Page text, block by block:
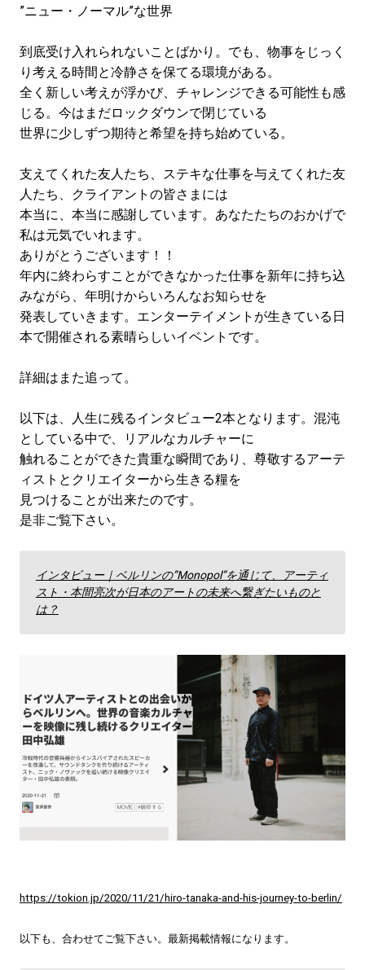
”ニュー・ノーマル”な世界
到底受け入れられないことばかり。でも、物事をじっく
り考える時間と冷静さを保てる環境がある。
全く新しい考えが浮かび、チャレンジできる可能性も感
じる。今はまだロックダウンで閉じている
世界に少しずつ期待と希望を持ち始めている。
支えてくれた友人たち、ステキな仕事を与えてくれた友
人たち、クライアントの皆さまには
本当に、本当に感謝しています。あなたたちのおかげで
私は元気でいれます。
ありがとうございます！！
年内に終わらすことができなかった仕事を新年に持ち込
みながら、年明けからいろんなお知らせを
発表していきます。エンターテイメントが生きている日
本で開催される素晴らしいイベントです。
詳細はまた追って。
以下は、人生に残るインタビュー2本となります。混沌
としている中で、リアルなカルチャーに
触れることができた貴重な瞬間であり、尊敬するアーテ
ィストとクリエイターから生きる糧を
見つけることが出来たのです。
是非ご覧下さい。
インタビュー｜ベルリンの”Monopol”を通じて、アーティ
スト・本間亮次が日本のアートの未来へ繋ぎたいものと
は？
https://tokion.jp/2020/11/21/hiro-tanaka-and-his-journey-to-berlin/
以下も、合わせてご覧下さい。最新掲載情報になります。